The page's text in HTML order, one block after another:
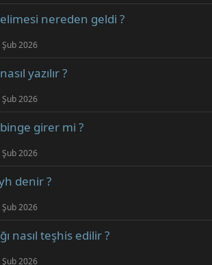
nereden geldi ?
Şub 2026
yazılır ?
Şub 2026
girer mi ?
Şub 2026
denir ?
Şub 2026
nasıl teşhis edilir ?
Şub 2026